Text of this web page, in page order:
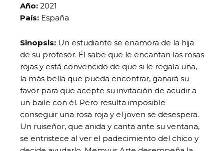
Año: 2021
País: España
Sinopsis: Un estudiante se enamora de la hija
de su profesor. Él sabe que le encantan las rosas
rojas y está convencido de que si le regala una,
la más bella que pueda encontrar, ganará su
favor para que acepte su invitación de acudir a
un baile con él. Pero resulta imposible
conseguir una rosa roja y el joven se desespera.
Un ruiseñor, que anida y canta ante su ventana,
se entristece al ver el padecimiento del chico y